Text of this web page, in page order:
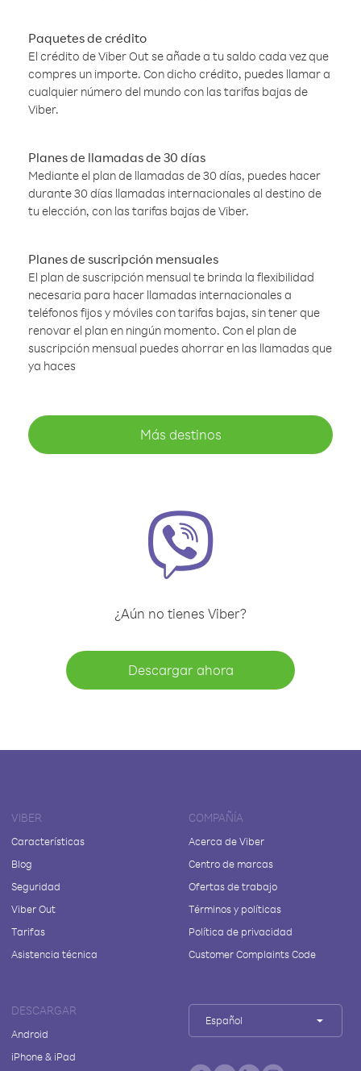
Paquetes de crédito
El crédito de Viber Out se añade a tu saldo cada vez que
compres un importe. Con dicho crédito, puedes llamar a
cualquier número del mundo con las tarifas bajas de
Viber.
Planes de llamadas de 30 días
Mediante el plan de llamadas de 30 días, puedes hacer
durante 30 días llamadas internacionales al destino de
tu elección, con las tarifas bajas de Viber.
Planes de suscripción mensuales
El plan de suscripción mensual te brinda la flexibilidad
necesaria para hacer llamadas internacionales a
teléfonos fijos y móviles con tarifas bajas, sin tener que
renovar el plan en ningún momento. Con el plan de
suscripción mensual puedes ahorrar en las llamadas que
ya haces
Más destinos
¿Aún no tienes Viber?
Descargar ahora
VIBER
Características
Blog
Seguridad
Viber Out
Tarifas
Asistencia técnica
COMPAÑÍA
Acerca de Viber
Centro de marcas
Ofertas de trabajo
Términos y políticas
Política de privacidad
Customer Complaints Code
DESCARGAR
Android
iPhone & iPad
Español